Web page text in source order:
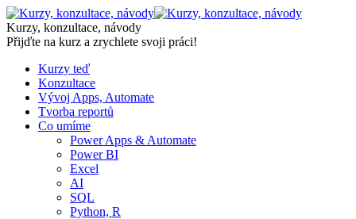
Skip
to
content
Kurzy, konzultace, návody
Přijďte na kurz a zrychlete svoji práci!
Kurzy teď
Konzultace
Vývoj Apps, Automate
Tvorba reportů
Co umíme
Power Apps & Automate
Power BI
Excel
AI
SQL
Python, R